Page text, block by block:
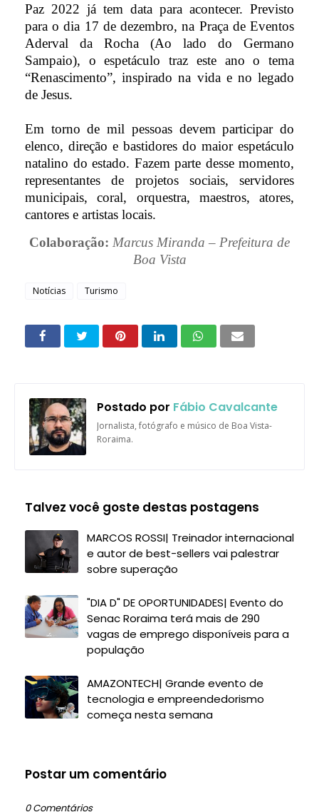
Paz 2022 já tem data para acontecer. Previsto
para o dia 17 de dezembro, na Praça de Eventos
Aderval da Rocha (Ao lado do Germano
Sampaio), o espetáculo traz este ano o tema
“Renascimento”, inspirado na vida e no legado
de Jesus.
Em torno de mil pessoas devem participar do
elenco, direção e bastidores do maior espetáculo
natalino do estado. Fazem parte desse momento,
representantes de projetos sociais, servidores
municipais, coral, orquestra, maestros, atores,
cantores e artistas locais.
Colaboração: Marcus Miranda – Prefeitura de
Boa Vista
Notícias Turismo
Postado por Fábio Cavalcante
Jornalista, fotógrafo e músico de Boa Vista-
Roraima.
Talvez você goste destas postagens
MARCOS ROSSI| Treinador internacional
e autor de best-sellers vai palestrar
sobre superação
"DIA D" DE OPORTUNIDADES| Evento do
Senac Roraima terá mais de 290
vagas de emprego disponíveis para a
população
AMAZONTECH| Grande evento de
tecnologia e empreendedorismo
começa nesta semana
Postar um comentário
0 Comentários